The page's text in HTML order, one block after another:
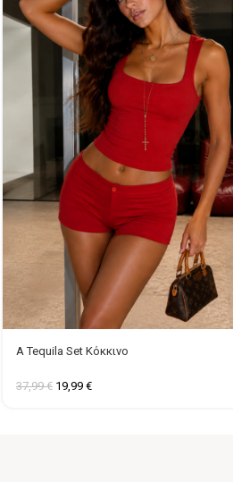
A Tequila Set Κόκκινο
37,99€ 19,99 €